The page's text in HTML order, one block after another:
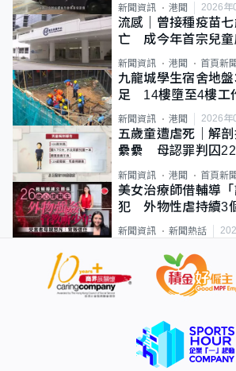
新聞資訊 港聞 2026年
流感｜曾接種疫苗
亡 成今年首宗兒童
新聞資訊 港聞 首頁新聞
九龍城學生宿舍地
足 14樓墮至4樓工
新聞資訊 港聞 2026年
五歲童遭虐死｜解
纍纍 母認罪判囚
類案最惡劣
新聞資訊 港聞 首頁新聞
美女治療師借輔導
犯 外物性虐持續3
要保護其他人
新聞資訊 新聞熱話